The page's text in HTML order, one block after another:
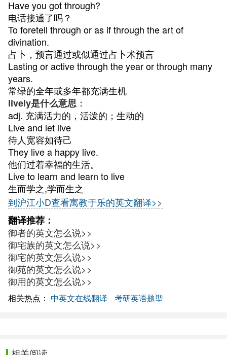
Have you got through?
电话接通了吗？
To foretell through or as if through the art of
divination.
占卜，预言通过或似通过占卜术预言
Lasting or active through the year or through many
years.
常绿的全年或多年都充满生机
lively是什么意思 ：
adj. 充满活力的，活泼的；生动的
Live and let live
待人宽容如待己
They live a happy live.
他们过着幸福的生活。
Live to learn and learn to live
生而学之,学而生之
到沪江小D查看寓教于乐的英文翻译>>
翻译推荐：
御者的英文怎么说>>
御宅族的英文怎么说>>
御宅的英文怎么说>>
御苑的英文怎么说>>
御用的英文怎么说>>
相关热点： 中英文在线翻译 考研英语题型